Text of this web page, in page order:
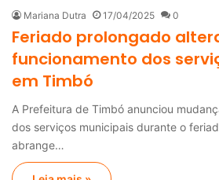
Mariana Dutra 17/04/2025 0
Feriado prolongado
funcionamento dos
em Timbó
A Prefeitura de Timbó anunciou
dos serviços municipais durante o
abrange…